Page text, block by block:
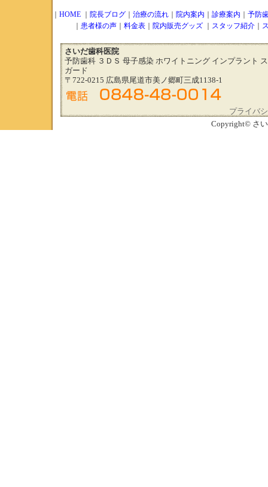
HOME｜ 院長ブログ｜ 治療の流れ｜ 院内案内 診療案内
予防
患者様の声｜ 料金表｜ 院内販売グッズ スタッフ紹介｜
さいだ歯科医院
予防歯科 ３ＤＳ 母子感染 ホワイトニング インプラント
ガード
〒722-0215 広島県尾道市美ノ郷町三成1138-1
プライバ
Copyright© さ